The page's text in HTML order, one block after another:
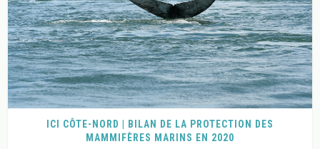
ICI CÔTE-NORD | BILAN DE LA PROTECTION DES
MAMMIFÈRES MARINS EN 2020